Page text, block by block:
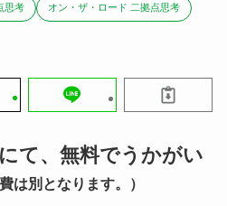
思考 オン・ザ・ロード 二拠点思考
て、無料でうかがい
は別となります。）